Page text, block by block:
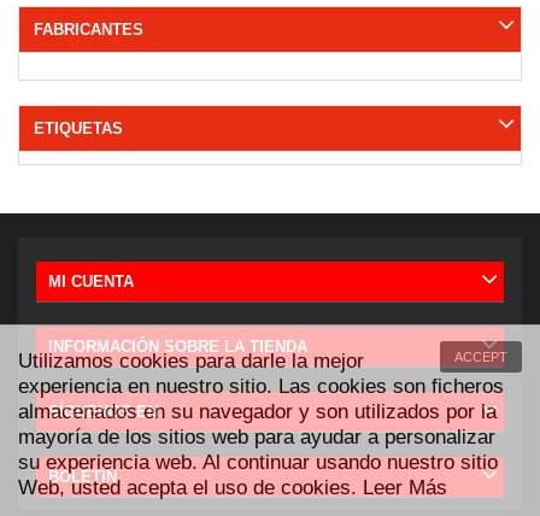
FABRICANTES
ETIQUETAS
MI CUENTA
INFORMACIÓN SOBRE LA TIENDA
SÍGUENOS EN
BOLETÍN
ACCEPT
Utilizamos cookies para darle la mejor
experiencia en nuestro sitio. Las cookies son ficheros
almacenados en su navegador y son utilizados por la
mayoría de los sitios web para ayudar a personalizar
su experiencia web. Al continuar usando nuestro sitio
Web, usted acepta el uso de cookies. Leer Más